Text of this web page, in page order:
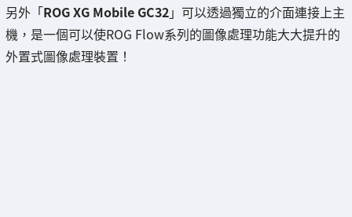
另外「ROG XG Mobile GC32」可以透過獨立的介面連接上主
機，是一個可以使ROG Flow系列的圖像處理功能大大提升的
外置式圖像處理裝置！